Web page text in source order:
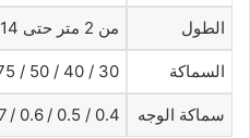
الطول من 2 متر حتى 14 متر (يصنع حسب الطلب)
السماكة 30 / 40 / 50 / 75 / 100 / 120 / 150 / 200 ملم
سماكة الوجه 0.4 / 0.5 / 0.6 / 0.7 ملم